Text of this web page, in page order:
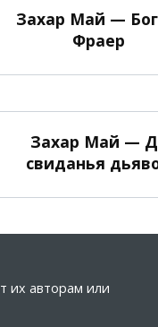
Захар Май —
Фраер
Захар Май —
свиданья
их авторам или